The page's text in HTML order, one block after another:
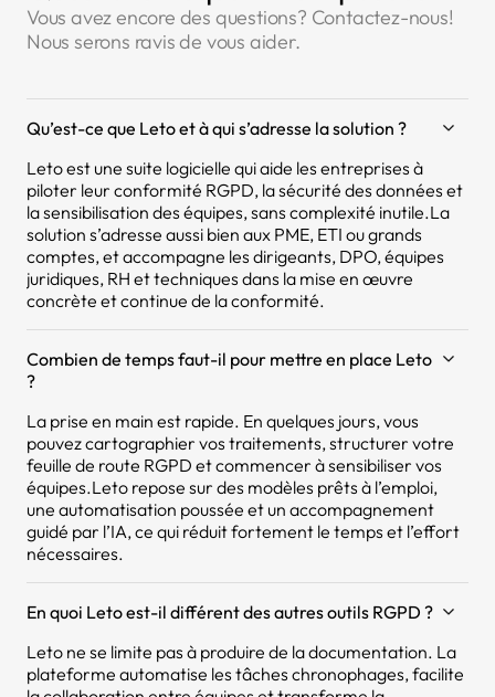
Vous avez encore des questions? Contactez-nous!
Nous serons ravis de vous aider.
Qu’est-ce que Leto et à qui s’adresse la solution ?
Leto est une suite logicielle qui aide les entreprises à
piloter leur conformité RGPD, la sécurité des données et
la sensibilisation des équipes, sans complexité inutile.La
solution s’adresse aussi bien aux PME, ETI ou grands
comptes, et accompagne les dirigeants, DPO, équipes
juridiques, RH et techniques dans la mise en œuvre
concrète et continue de la conformité.
Combien de temps faut-il pour mettre en place Leto
?
La prise en main est rapide. En quelques jours, vous
pouvez cartographier vos traitements, structurer votre
feuille de route RGPD et commencer à sensibiliser vos
équipes.Leto repose sur des modèles prêts à l’emploi,
une automatisation poussée et un accompagnement
guidé par l’IA, ce qui réduit fortement le temps et l’effort
nécessaires.
En quoi Leto est-il différent des autres outils RGPD ?
Leto ne se limite pas à produire de la documentation. La
plateforme automatise les tâches chronophages, facilite